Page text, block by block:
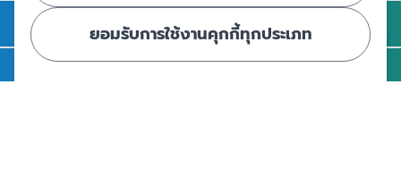
รู้จัก สคฝ. ยอมรับการใช้งานคุกกี้ทุกประเภท